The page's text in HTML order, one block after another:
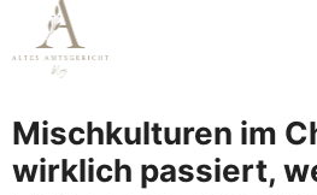
Inhalt
springen
Mischkulturen im
wirklich passiert,